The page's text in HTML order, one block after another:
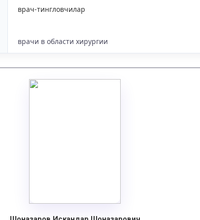
врач-тингловчилар
врачи в области хирургии